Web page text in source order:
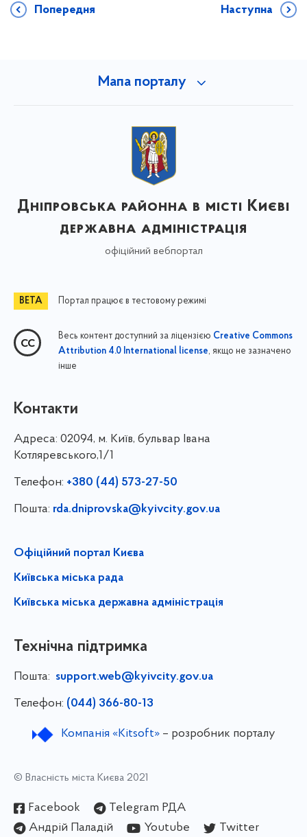
Попередня Наступна
Мапа порталу
Дніпровська районна в місті Києві
державна адміністрація
офіційний вебпортал
Портал працює в тестовому режимі
Весь контент доступний за ліцензією Creative Commons
Attribution 4.0 International license, якщо не зазначено
інше
Контакти
Адреса: 02094, м. Київ, бульвар Івана
Котляревського,1/1
Телефон: +380 (44) 573-27-50
Пошта: rda.dniprovska@kyivcity.gov.ua
Офіційний портал Києва
Київська міська рада
Київська міська державна адміністрація
Технічна підтримка
Пошта: support.web@kyivcity.gov.ua
Телефон: (044) 366-80-13
Компанія «Kitsoft»– розробник порталу
© Власність міста Києва 2021
Facebook
Telegram РДА
Андрій Паладій
Youtube Twitter